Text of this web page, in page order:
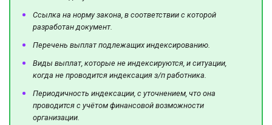
Ссылка на норму закона, в соответствии с которой
разработан документ.
Перечень выплат подлежащих индексированию.
Виды выплат, которые не индексируются, и ситуации,
когда не проводится индексация з/п работника.
Периодичность индексации, с уточнением, что она
проводится с учётом финансовой возможности
организации.